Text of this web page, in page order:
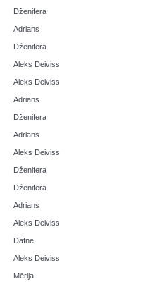
Dženifera
Adrians
Dženifera
Aleks Deiviss
Aleks Deiviss
Adrians
Dženifera
Adrians
Aleks Deiviss
Dženifera
Dženifera
Adrians
Aleks Deiviss
Dafne
Aleks Deiviss
Mērija